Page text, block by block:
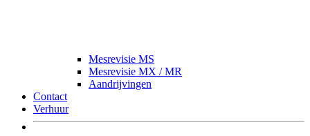
Mesrevisie MS
Mesrevisie MX / MR
Aandrijvingen
Contact
Verhuur